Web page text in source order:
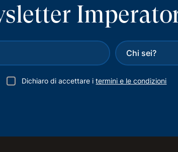
Dichiaro di accettare itermini e le condizioni